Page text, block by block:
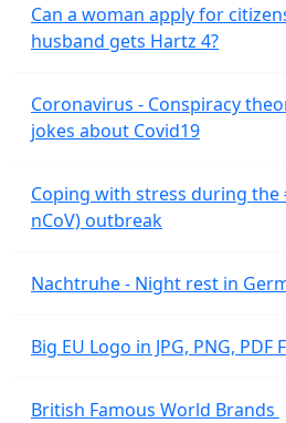
Can a woman apply for
husband gets Hartz 4?
Coronavirus - Conspiracy
jokes about Covid19
Coping with stress during the
nCoV) outbreak
Nachtruhe - Night rest in
Big EU Logo in JPG, PNG, PDF
British Famous World Brands